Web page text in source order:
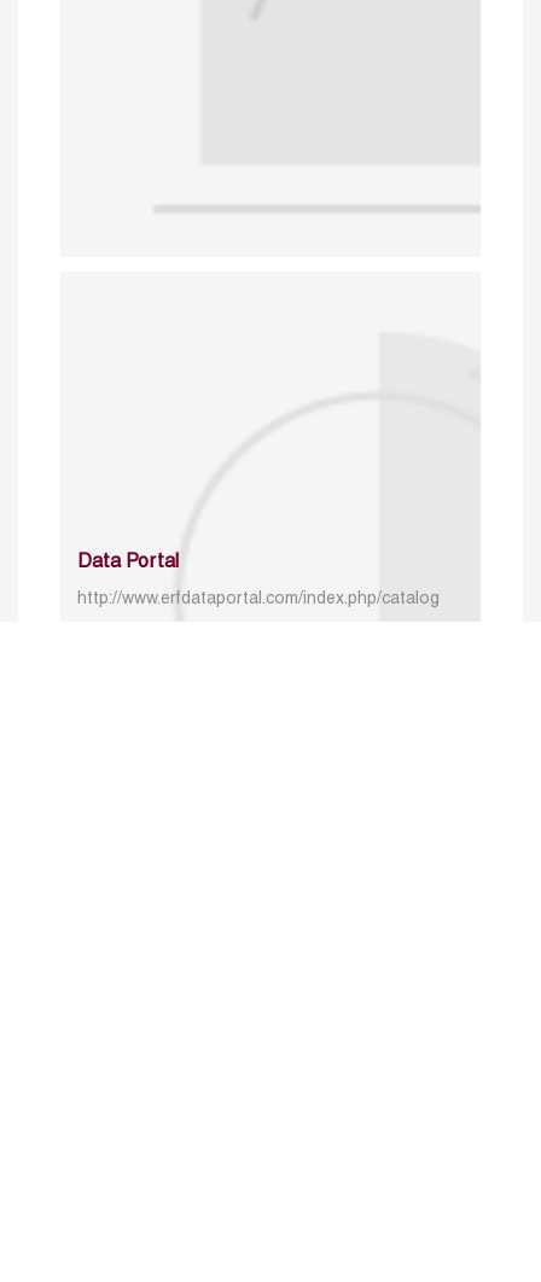
Data Portal
http://www.erfdataportal.com/index.php/catalog